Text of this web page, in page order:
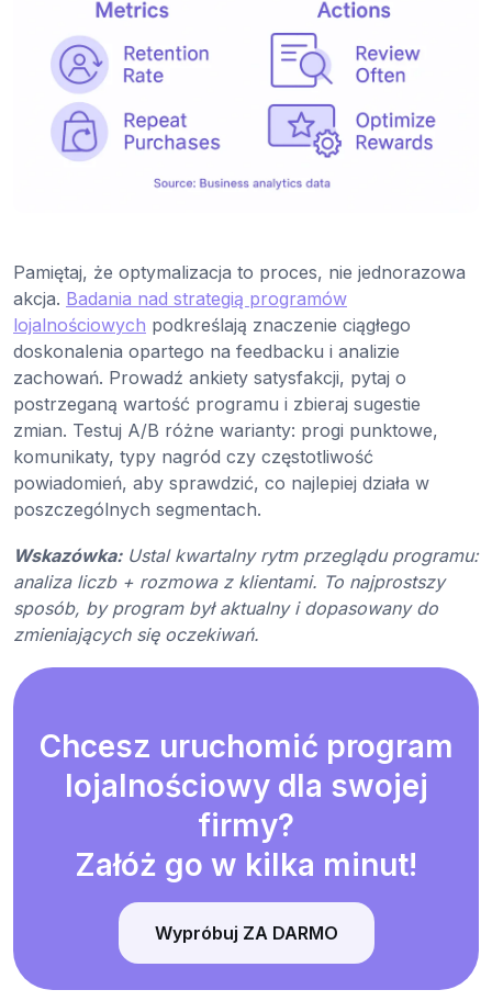
Pamiętaj, że optymalizacja to proces, nie jednorazowa
akcja. Badania nad strategią programów
lojalnościowych podkreślają znaczenie ciągłego
doskonalenia opartego na feedbacku i analizie
zachowań. Prowadź ankiety satysfakcji, pytaj o
postrzeganą wartość programu i zbieraj sugestie
zmian. Testuj A/B różne warianty: progi punktowe,
komunikaty, typy nagród czy częstotliwość
powiadomień, aby sprawdzić, co najlepiej działa w
poszczególnych segmentach.
Wskazówka: Ustal kwartalny rytm przeglądu programu:
analiza liczb + rozmowa z klientami. To najprostszy
sposób, by program był aktualny i dopasowany do
zmieniających się oczekiwań.
Chcesz uruchomić program
lojalnościowy dla swojej
firmy?
Załóż go w kilka minut!
Wypróbuj ZA DARMO